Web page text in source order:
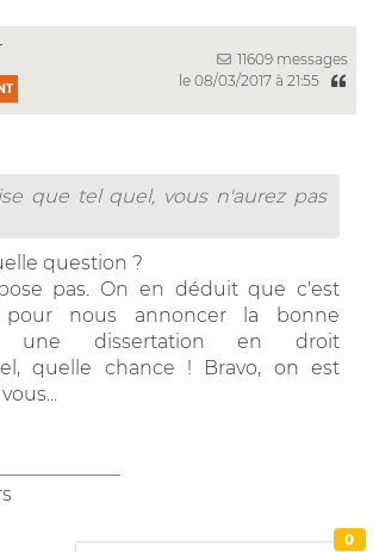
11609 messages
le 08/03/2017 à 21:55
que tel quel, vous n'aurez pas
question ?
pas. On en déduit que c'est
pour nous annoncer la bonne
une dissertation en droit
quelle chance ! Bravo, on est
0